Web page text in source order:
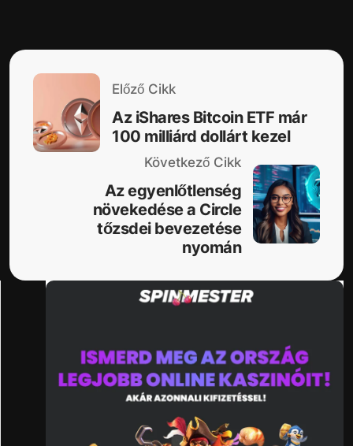
Előző Cikk
Az iShares Bitcoin ETF már
100 milliárd dollárt kezel
Következő Cikk
Az egyenlőtlenség
növekedése a Circle
tőzsdei bevezetése
nyomán